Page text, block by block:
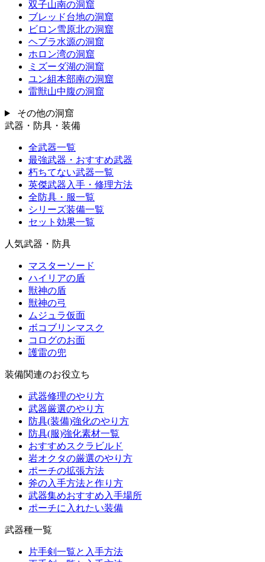
双子山南の洞窟
ブレッド台地の洞窟
ビロン雪原北の洞窟
ヘブラ水源の洞窟
ホロン湾の洞窟
ミズーダ湖の洞窟
ユン組本部南の洞窟
雷獣山中腹の洞窟
その他の洞窟
武器・防具・装備
全武器一覧
最強武器・おすすめ武器
朽ちてない武器一覧
英傑武器入手・修理方法
全防具・服一覧
シリーズ装備一覧
セット効果一覧
人気武器・防具
マスターソード
ハイリアの盾
獣神の盾
獣神の弓
ムジュラ仮面
ボコブリンマスク
コログのお面
護雷の兜
装備関連のお役立ち
武器修理のやり方
武器厳選のやり方
防具(装備)強化のやり方
防具(服)強化素材一覧
おすすめスクラビルド
岩オクタの厳選のやり方
ポーチの拡張方法
斧の入手方法と作り方
武器集めおすすめ入手場所
ポーチに入れたい装備
武器種一覧
片手剣一覧と入手方法